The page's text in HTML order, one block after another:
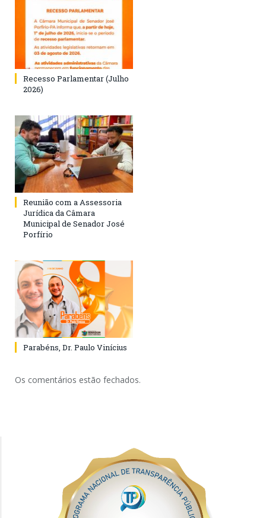
Recesso Parlamentar (Julho
2026)
Reunião com a Assessoria
Jurídica da Câmara
Municipal de Senador José
Porfírio
Parabéns, Dr. Paulo Vinícius
Os comentários estão fechados.